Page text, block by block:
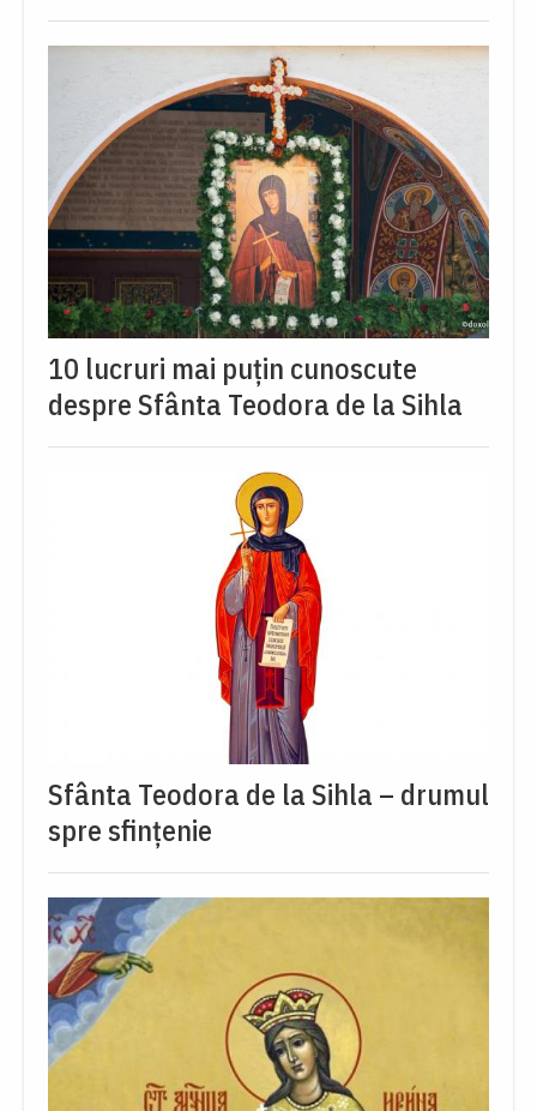
10 lucruri mai puțin cunoscute
despre Sfânta Teodora de la Sihla
Sfânta Teodora de la Sihla – drumul
spre sfințenie